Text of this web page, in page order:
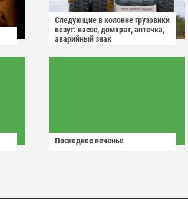
Следующие в колонне грузовики
везут: насос, домкрат, аптечка,
аварийный знак
Последнее печенье